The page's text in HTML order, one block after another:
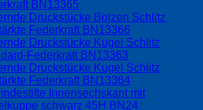
BN13365
Druckstücke Bolzen Schlitz
Federkraft BN13366
Druckstücke Kugel Schlitz
Federkraft BN13363
Druckstücke Kugel Schlitz
Federkraft BN13364
Innensechskant mit
schwarz 45H BN24